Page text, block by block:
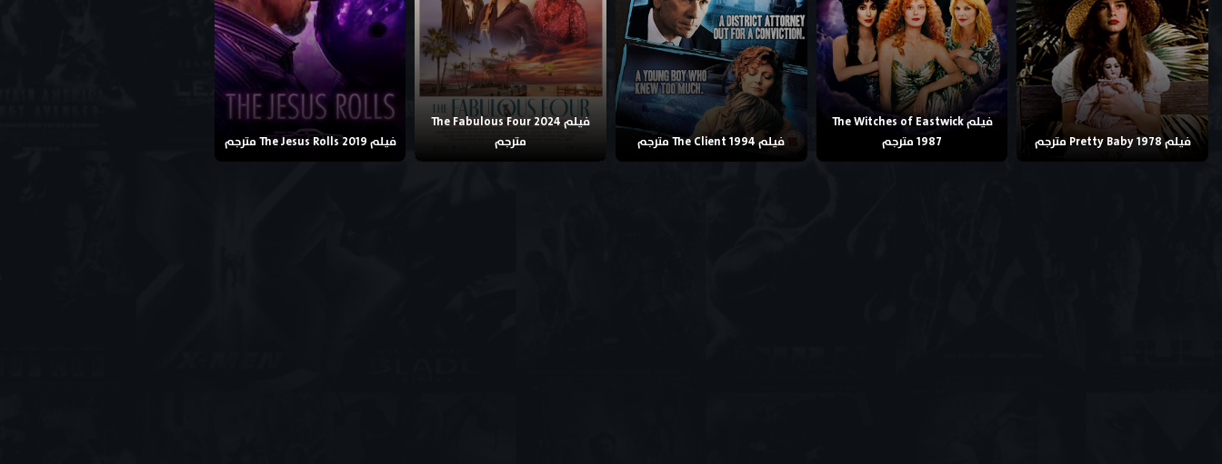
فيلم Pretty Baby 1978 مترجم
فيلم The Witches of Eastwick
1987 مترجم
فيلم The Client 1994 مترجم
فيلم The Fabulous Four 2024
مترجم
فيلم The Jesus Rolls 2019 مترجم